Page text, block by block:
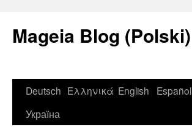
Mageia Blog (Polski)
Deutsch Ελληνικά English Español
Україна